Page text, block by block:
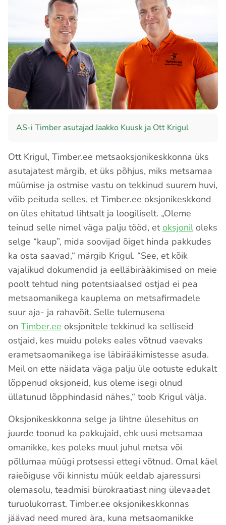
AS-i Timber asutajad Jaakko Kuusk ja Ott Krigul
Ott Krigul, Timber.ee metsaoksjonikeskkonna üks
asutajatest märgib, et üks põhjus, miks metsamaa
müümise ja ostmise vastu on tekkinud suurem huvi,
võib peituda selles, et Timber.ee oksjonikeskkond
on üles ehitatud lihtsalt ja loogiliselt. „Oleme
teinud selle nimel väga palju tööd, etoksjoniloleks
selge “kaup”, mida soovijad õiget hinda pakkudes
ka osta saavad,“ märgib Krigul. “See, et kõik
vajalikud dokumendid ja eelläbirääkimised on meie
poolt tehtud ning potentsiaalsed ostjad ei pea
metsaomanikega kauplema on metsafirmadele
suur aja- ja rahavõit. Selle tulemusena
on Timber.ee oksjonitele tekkinud ka selliseid
ostjaid, kes muidu poleks eales võtnud vaevaks
erametsaomanikega ise läbirääkimistesse asuda.
Meil on ette näidata väga palju üle ootuste edukalt
lõppenud oksjoneid, kus oleme isegi olnud
üllatunud lõpphindasid nähes,“ toob Krigul välja.
Oksjonikeskkonna selge ja lihtne ülesehitus on
juurde toonud ka pakkujaid, ehk uusi metsamaa
omanikke, kes poleks muul juhul metsa või
põllumaa müügi protsessi ettegi võtnud. Omal käel
raieõiguse või kinnistu müük eeldab ajaressursi
olemasolu, teadmisi bürokraatiast ning ülevaadet
turuolukorrast. Timber.ee oksjonikeskkonnas
jäävad need mured ära, kuna metsaomanikke